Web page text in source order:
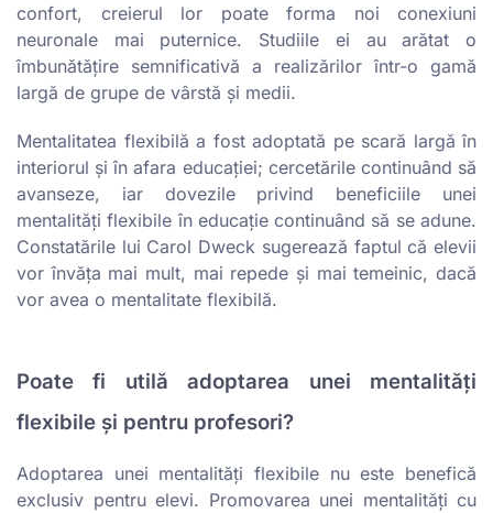
confort, creierul lor poate forma noi conexiuni
neuronale mai puternice. Studiile ei au arătat o
îmbunătățire semnificativă a realizărilor într-o gamă
largă de grupe de vârstă și medii.
Mentalitatea flexibilă a fost adoptată pe scară largă în
interiorul și în afara educației; cercetările continuând să
avanseze, iar dovezile privind beneficiile unei
mentalități flexibile în educație continuând să se adune.
Constatările lui Carol Dweck sugerează faptul că elevii
vor învăța mai mult, mai repede și mai temeinic, dacă
vor avea o mentalitate flexibilă.
Poate fi utilă adoptarea unei mentalități
flexibile și pentru profesori?
Adoptarea unei mentalități flexibile nu este benefică
exclusiv pentru elevi. Promovarea unei mentalități cu